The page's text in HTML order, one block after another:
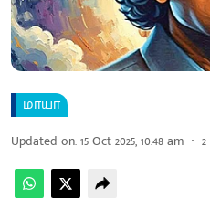
மாயா
Updated on:15 Oct 2025, 10:48 am 2